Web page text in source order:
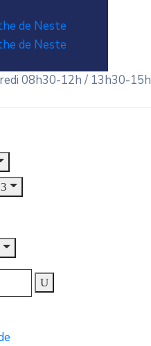
08h30-12h / 13h30-15h